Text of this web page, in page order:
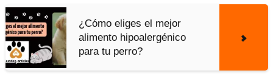
¿Cómo eliges el mejor
alimento hipoalergénico
para tu perro?